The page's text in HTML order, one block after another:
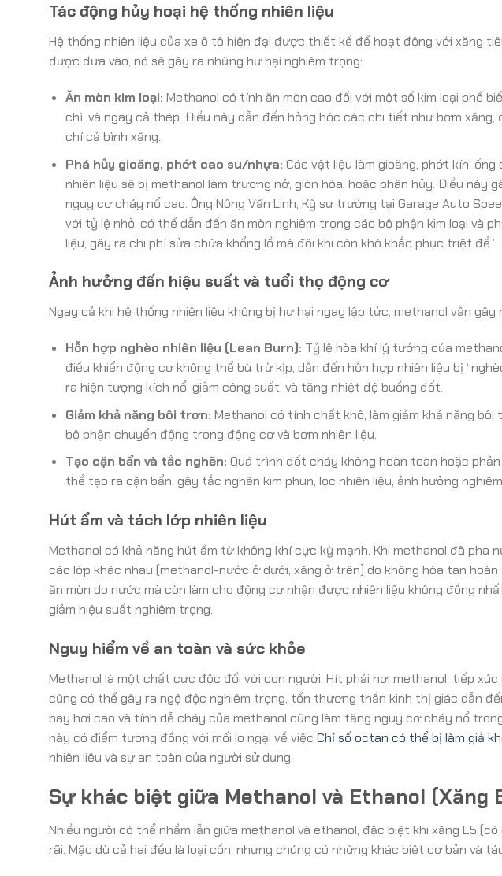
Tác động hủy hoại hệ thống nhiên liệu
Hệ thống nhiên liệu của xe ô tô hiện đại được thiết kế để hoạt động với xăng
được đưa vào, nó sẽ gây ra những hư hại nghiêm trọng:
Ăn mòn kim loại: Methanol có tính ăn mòn cao đối với một số kim loại phổ
chì, và ngay cả thép. Điều này dẫn đến hỏng hóc các chi tiết như bơm xăng,
chí cả bình xăng.
Phá hủy gioăng, phớt cao su/nhựa: Các vật liệu làm gioăng, phớt kín,
nhiên liệu sẽ bị methanol làm trương nở, giòn hóa, hoặc phân hủy. Điều này
nguy cơ cháy nổ cao. Ông Nông Văn Linh, Kỹ sư trưởng tại Garage Auto
với tỷ lệ nhỏ, có thể dẫn đến ăn mòn nghiêm trọng các bộ phận kim loại và
liệu, gây ra chi phí sửa chữa khổng lồ mà đôi khi còn khó khắc phục triệt để.”
Ảnh hưởng đến hiệu suất và tuổi thọ động cơ
Ngay cả khi hệ thống nhiên liệu không bị hư hại ngay lập tức, methanol vẫn
Hỗn hợp nghèo nhiên liệu (Lean Burn): Tỷ lệ hòa khí lý tưởng của
điều khiển động cơ không thể bù trừ kịp, dẫn đến hỗn hợp nhiên liệu bị
ra hiện tượng kích nổ, giảm công suất, và tăng nhiệt độ buồng đốt.
Giảm khả năng bôi trơn: Methanol có tính chất khô, làm giảm khả năng
bộ phận chuyển động trong động cơ và bơm nhiên liệu.
Tạo cặn bẩn và tắc nghẽn: Quá trình đốt cháy không hoàn toàn hoặc
thể tạo ra cặn bẩn, gây tắc nghẽn kim phun, lọc nhiên liệu, ảnh hưởng
Hút ẩm và tách lớp nhiên liệu
Methanol có khả năng hút ẩm từ không khí cực kỳ mạnh. Khi methanol đã pha
các lớp khác nhau (methanol-nước ở dưới, xăng ở trên) do không hòa tan
ăn mòn do nước mà còn làm cho động cơ nhận được nhiên liệu không đồng
giảm hiệu suất nghiêm trọng.
Nguy hiểm về an toàn và sức khỏe
Methanol là một chất cực độc đối với con người. Hít phải hơi methanol, tiếp
cũng có thể gây ra ngộ độc nghiêm trọng, tổn thương thần kinh thị giác dẫn
bay hơi cao và tính dễ cháy của methanol cũng làm tăng nguy cơ cháy nổ
này có điểm tương đồng với mối lo ngại về việc Chỉ số octan có thể bị làm giả
nhiên liệu và sự an toàn của người sử dụng.
Sự khác biệt giữa Methanol và Ethanol (Xăng
Nhiều người có thể nhầm lẫn giữa methanol và ethanol, đặc biệt khi xăng E5
rãi. Mặc dù cả hai đều là loại cồn, nhưng chúng có những khác biệt cơ bản và